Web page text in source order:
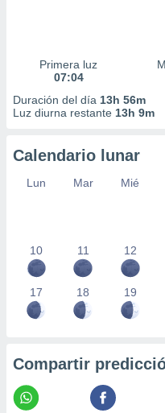
uso de
con el
e
1199
Primera luz
07:04
Duración del día 13h 56m
Luz diurna restante 13h 9m
Calendario lunar
Lun Mar Mié
10 11 12
17 18 19
Compartir